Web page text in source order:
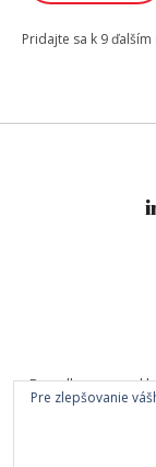
Pridajte sa k 9
Proudly powered
Pre zlepšovanie